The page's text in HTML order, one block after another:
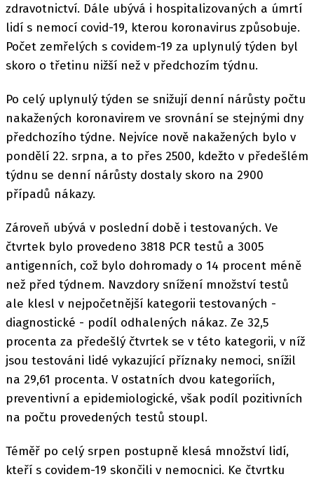
zdravotnictví. Dále ubývá i hospitalizovaných a úmrtí
lidí s nemocí covid-19, kterou koronavirus způsobuje.
Počet zemřelých s covidem-19 za uplynulý týden byl
skoro o třetinu nižší než v předchozím týdnu.
Po celý uplynulý týden se snižují denní nárůsty počtu
nakažených koronavirem ve srovnání se stejnými dny
předchozího týdne. Nejvíce nově nakažených bylo v
pondělí 22. srpna, a to přes 2500, kdežto v předešlém
týdnu se denní nárůsty dostaly skoro na 2900
případů nákazy.
Zároveň ubývá v poslední době i testovaných. Ve
čtvrtek bylo provedeno 3818 PCR testů a 3005
antigenních, což bylo dohromady o 14 procent méně
než před týdnem. Navzdory snížení množství testů
ale klesl v nejpočetnější kategorii testovaných -
diagnostické - podíl odhalených nákaz. Ze 32,5
procenta za předešlý čtvrtek se v této kategorii, v níž
jsou testováni lidé vykazující příznaky nemoci, snížil
na 29,61 procenta. V ostatních dvou kategoriích,
preventivní a epidemiologické, však podíl pozitivních
na počtu provedených testů stoupl.
Téměř po celý srpen postupně klesá množství lidí,
kteří s covidem-19 skončili v nemocnici. Ke čtvrtku